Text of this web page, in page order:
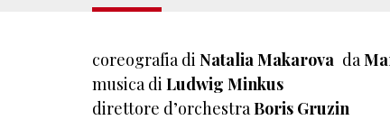
coreografia di Natalia Makarova da
musica di Ludwig Minkus
direttore d’orchestraBoris Gruzin